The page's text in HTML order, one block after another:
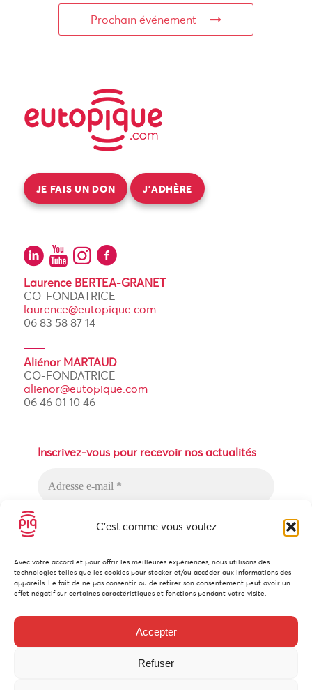
C'est comme vous voulez
Avec votre accord et pour offrir les meilleures expériences, nous utilisons des
technologies telles que les cookies pour stocker et/ou accéder aux informations des
appareils. Le fait de ne pas consentir ou de retirer son consentement peut avoir un
effet négatif sur certaines caractéristiques et fonctions pendant votre visite.
Accepter
Refuser
Prochain événement
JE FAIS UN DON J’ADHÈRE
Laurence BERTEA-GRANET
CO-FONDATRICE
laurence@eutopique.com
06 83 58 87 14
Aliénor MARTAUD
CO-FONDATRICE
alienor@eutopique.com
06 46 01 10 46
Inscrivez-vous pour recevoir nos actualités
Nous n’envoyons pas de messages
indésirables ! Lisez notrepolitique de